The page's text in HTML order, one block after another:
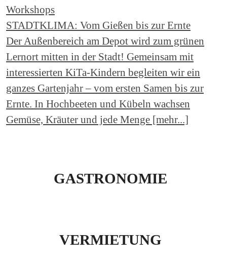
Workshops
STADTKLIMA: Vom Gießen bis zur Ernte
Der Außenbereich am Depot wird zum grünen
Lernort mitten in der Stadt! Gemeinsam mit
interessierten KiTa-Kindern begleiten wir ein
ganzes Gartenjahr – vom ersten Samen bis zur
Ernte. In Hochbeeten und Kübeln wachsen
Gemüse, Kräuter und jede Menge [mehr...]
GASTRONOMIE
VERMIETUNG